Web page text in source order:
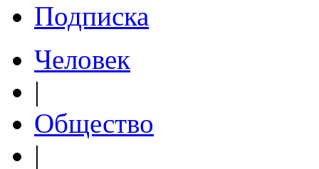
Подписка
Человек
|
Общество
|